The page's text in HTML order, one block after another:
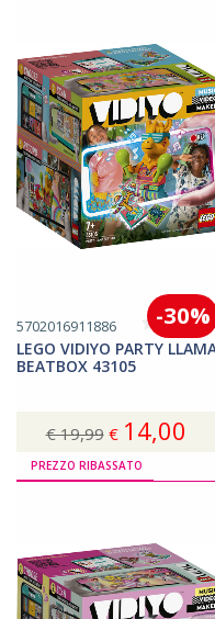
5702016911886
LEGO VIDIYO PARTY
BEATBOX 43105
€ 19,99€ 14,00
-30%
Acquista
PREZZO RIBASSATO